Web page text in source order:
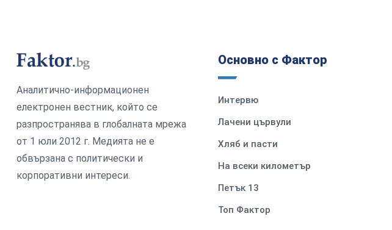
Аналитично-информационен
електронен вестник, който се
разпространява в глобалната мрежа
от 1 юли 2012 г. Медията не е
обвързана с политически и
корпоративни интереси.
Основно с Фактор
Интервю
Лачени цървули
Хляб и пасти
На всеки километър
Петък 13
Топ Фактор